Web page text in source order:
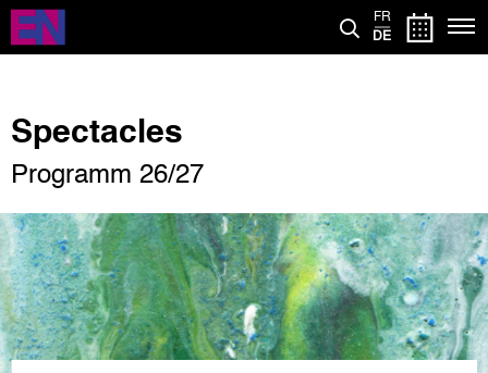
Direkt
zum
Inhalt
FR
DE
Spectacles
Programm 26/27